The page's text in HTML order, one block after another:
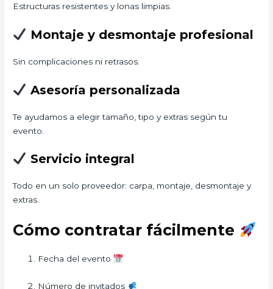
Estructuras resistentes y lonas limpias.
Montaje y desmontaje profesional
Sin complicaciones ni retrasos.
Asesoría personalizada
Te ayudamos a elegir tamaño, tipo y extras según tu
evento.
Servicio integral
Todo en un solo proveedor: carpa, montaje, desmontaje y
extras.
Cómo contratar fácilmente
Fecha del evento
Número de invitados